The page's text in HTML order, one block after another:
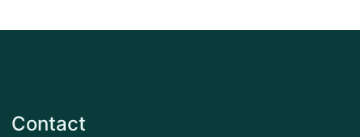
Contact